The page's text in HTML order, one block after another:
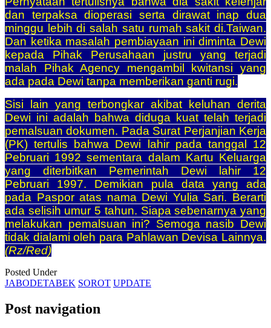
dan terpaksa dioperasi serta dirawat inap dua
minggu lebih di salah satu rumah sakit di.Taiwan.
Dan ketika masalah pembiayaan ini diminta Dewi
kepada Pihak Perusahaan justru yang terjadi
malah Pihak Agency mengambil kwitansi yang
ada pada Dewi tanpa memberikan ganti rugi.
Sisi lain yang terbongkar akibat keluhan derita
Dewi ini adalah bahwa diduga kuat telah terjadi
pemalsuan dokumen. Pada Surat Perjanjian Kerja
(PK) tertulis bahwa Dewi lahir pada tanggal 12
Pebruari 1992 sementara dalam Kartu Keluarga
yang diterbitkan Pemerintah Dewi lahir 12
Pebruari 1997. Demikian pula data yang ada
pada Paspor atas nama Dewi Yulia Sari. Berarti
ada selisih umur 5 tahun. Siapa sebenarnya yang
melakukan pemalsuan ini? Semoga nasib Dewi
tidak dialami oleh para Pahlawan Devisa Lainnya.
(Rz/Red)
Posted Under
JABODETABEK SOROT UPDATE
Post navigation